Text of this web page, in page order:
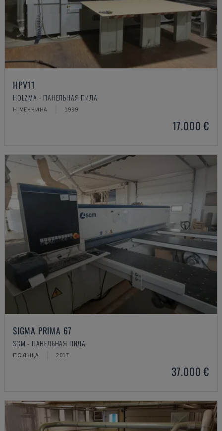
HPV11
HOLZMA - ПАНЕЛЬНАЯ ПИЛА
НІМЕЧЧИНА 1999
17.000 €
SIGMA PRIMA 67
SCM - ПАНЕЛЬНАЯ ПИЛА
ПОЛЬЩА 2017
37.000 €